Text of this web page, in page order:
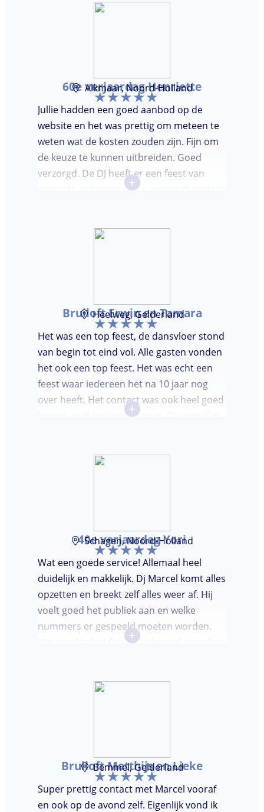
60e verjaardag Henriette
Alkmaar, Noord-Holland
Jullie hadden een goed aanbod op de
website en het was prettig om meteen te
weten wat de kosten zouden zijn. Fijn om
de keuze te kunnen uitbreiden. Goed
verzorgd. De DJ heeft er een feest van
gemaakt. Iedereen was super enthousiast,
over de DJ. Bij deze Marcel, top gedaan en
+
Bruiloft Erwin en Tamara
Heelweg, Gelderland
Het was een top feest, de dansvloer stond
van begin tot eind vol. Alle gasten vonden
het ook een top feest. Het was echt een
feest waar iedereen het na 10 jaar nog
over heeft. Het contact was ook heel goed
kregen snel antwoord terug. Ga vooral zo
+
40e verjaardag Yori
Schagen, Noord-Holland
Wat een goede service! Allemaal heel
duidelijk en makkelijk. Dj Marcel komt alles
opzetten en breekt zelf alles weer af. Hij
voelt goed het publiek aan en welke
nummers er gespeeld moeten worden.
Het maakte het feestje helemaal compleet
+
Bruiloft Matthijs en Lieke
Bemmel, Gelderland
Super prettig contact met Marcel vooraf
en ook op de avond zelf. Eigenlijk vond ik